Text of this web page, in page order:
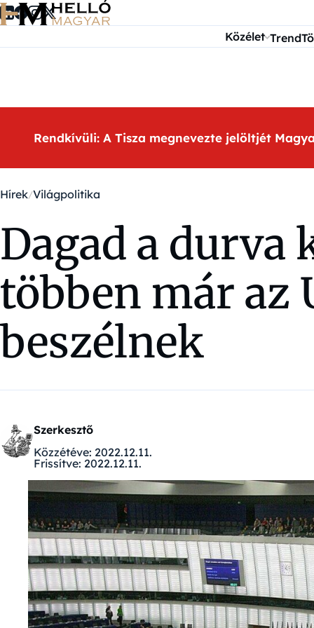
Ugrás a tartalomra
Közélet Trend
Rendkívüli: A Tisza megnevezte jelöltjét
Hírek Világpolitika
Dagad a durva
többen már az
beszélnek
Szerkesztő
Közzétéve: 2022.12.11.
Frissítve: 2022.12.11.